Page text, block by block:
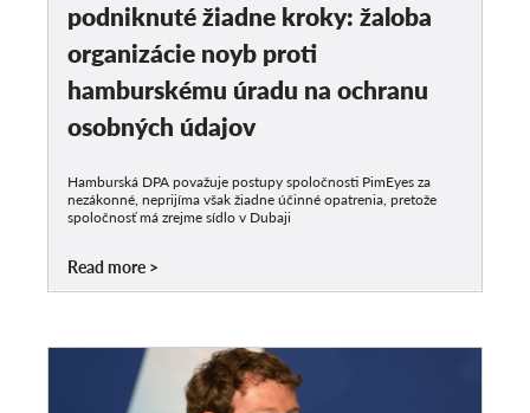
podniknuté žiadne kroky: žaloba
organizácie noyb proti
hamburskému úradu na ochranu
osobných údajov
Hamburská DPA považuje postupy spoločnosti PimEyes za
nezákonné, neprijíma však žiadne účinné opatrenia, pretože
spoločnosť má zrejme sídlo v Dubaji
Read more